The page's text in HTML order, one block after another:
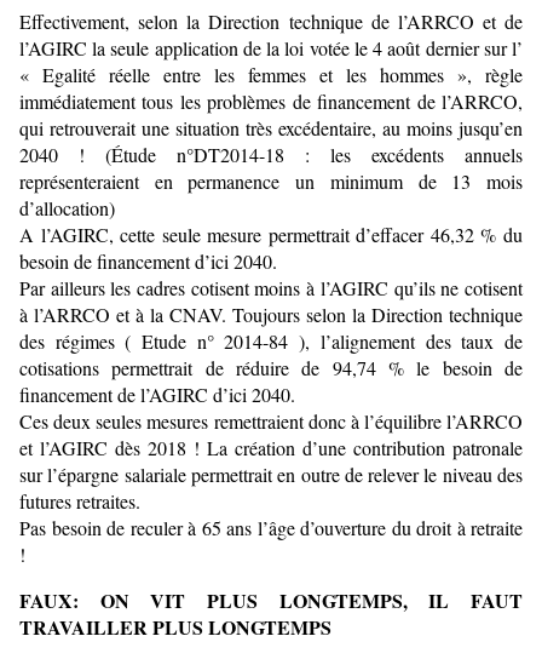
Effectivement, selon la Direction technique de l’ARRCO et de
l’AGIRC la seule application de la loi votée le 4 août dernier sur l’
« Egalité réelle entre les femmes et les hommes », règle
immédiatement tous les problèmes de financement de l’ARRCO,
qui retrouverait une situation très excédentaire, au moins jusqu’en
2040 ! (Étude n°DT2014-18 : les excédents annuels
représenteraient en permanence un minimum de 13 mois
d’allocation)
A l’AGIRC, cette seule mesure permettrait d’effacer 46,32 % du
besoin de financement d’ici 2040.
Par ailleurs les cadres cotisent moins à l’AGIRC qu’ils ne cotisent
à l’ARRCO et à la CNAV. Toujours selon la Direction technique
des régimes ( Etude n° 2014-84 ), l’alignement des taux de
cotisations permettrait de réduire de 94,74 % le besoin de
financement de l’AGIRC d’ici 2040.
Ces deux seules mesures remettraient donc à l’équilibre l’ARRCO
et l’AGIRC dès 2018 ! La création d’une contribution patronale
sur l’épargne salariale permettrait en outre de relever le niveau des
futures retraites.
Pas besoin de reculer à 65 ans l’âge d’ouverture du droit à retraite
!
FAUX: ON VIT PLUS LONGTEMPS, IL FAUT
TRAVAILLER PLUS LONGTEMPS